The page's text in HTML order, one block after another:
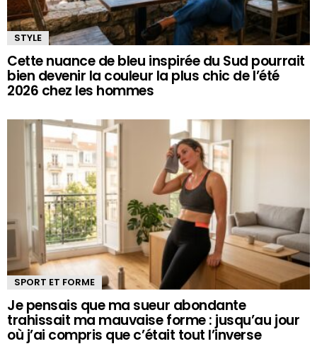
STYLE
Cette nuance de bleu inspirée du Sud pourrait
bien devenir la couleur la plus chic de l’été
2026 chez les hommes
SPORT ET FORME
Je pensais que ma sueur abondante
trahissait ma mauvaise forme : jusqu’au jour
où j’ai compris que c’était tout l’inverse